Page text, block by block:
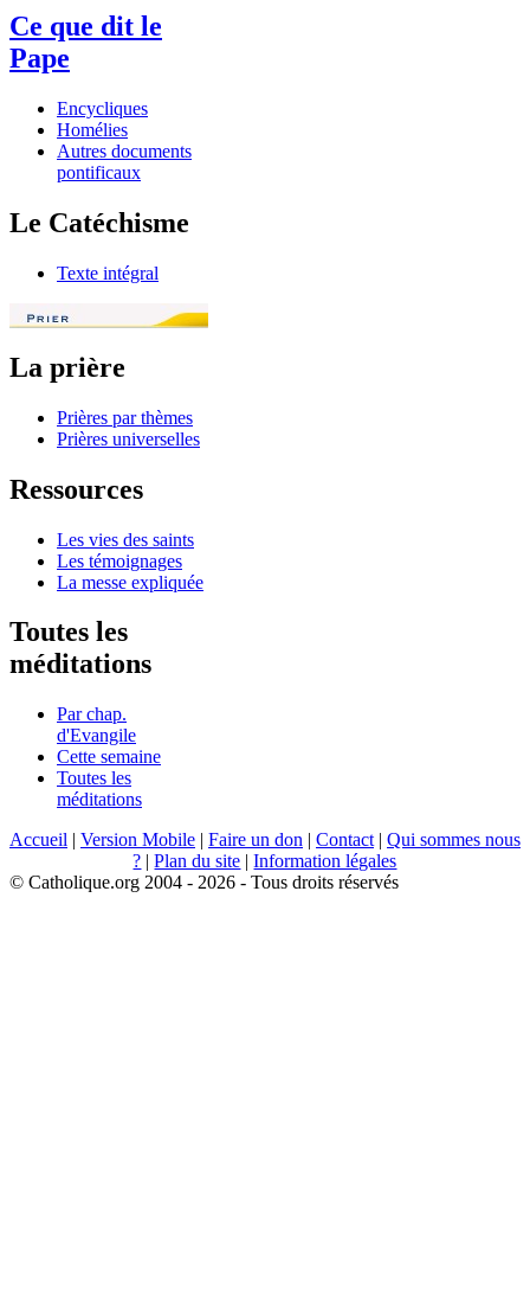
Ce que dit le
Pape
Encycliques
Homélies
Autres documents
pontificaux
Le Catéchisme
Texte intégral
La prière
Prières par thèmes
Prières universelles
Ressources
Les vies des saints
Les témoignages
La messe expliquée
Toutes les
méditations
Par chap.
d'Evangile
Cette semaine
Toutes les
méditations
Accueil | Version Mobile | Faire un don | Contact | Qui sommes nous
? |Plan du site |Information légales
© Catholique.org 2004 - 2026 - Tous droits réservés